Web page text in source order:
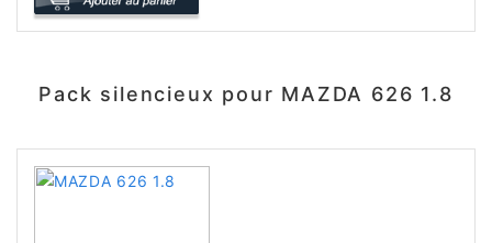
Pack silencieux pour MAZDA 626 1.8